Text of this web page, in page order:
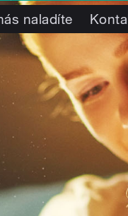
naladíte